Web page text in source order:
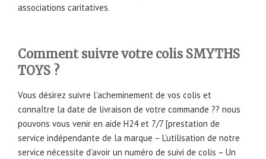
associations caritatives.
Comment suivre votre colis SMYTHS
TOYS ?
Vous désirez suivre l’acheminement de vos colis et
connaître la date de livraison de votre commande ?? nous
pouvons vous venir en aide H24 et 7/7 [prestation de
service indépendante de la marque – L’utilisation de notre
service nécessite d’avoir un numéro de suivi de colis – Un